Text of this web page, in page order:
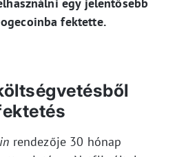
egy jelentősebb
fektette.
rendezője 30 hónap